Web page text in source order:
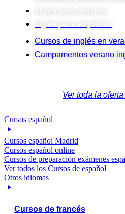
Inglés para colegios
Inglés para empresas
Cursos de inglés en
Campamentos verano
Ver toda la
Cursos español
Cursos español Madrid
Cursos español online
Cursos de preparación exámenes
Ver todos los Cursos de español
Otros idiomas
Cursos de francés